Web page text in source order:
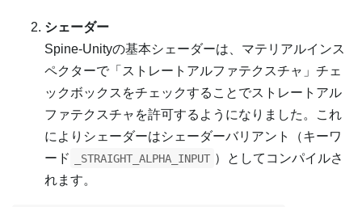
シェーダー
Spine-Unityの基本シェーダーは、マテリアルインス
ペクターで「ストレートアルファテクスチャ」チェ
ックボックスをチェックすることでストレートアル
ファテクスチャを許可するようになりました。これ
によりシェーダーはシェーダーバリアント（キーワ
ード
_STRAIGHT_ALPHA_INPUT ）としてコンパイルさ
れます。